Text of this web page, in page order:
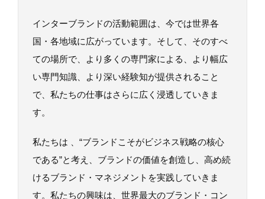
インターブランドの活動範囲は、今では世界各
国・各地域に広がっています。そして、そのすべ
ての場所で、より多くの専門家による、より幅広
い専門知識、より深い経験知が提供されること
で、私たちの仕事はさらに広く浸透していきま
す。
私たちは 、“ブランドこそがビジネス戦略の核心
である”と考え、ブランドの価値を創造し、高め続
けるブランド・マネジメントを実践していきま
す。私たちの興味は、世界最大のブランド・コン